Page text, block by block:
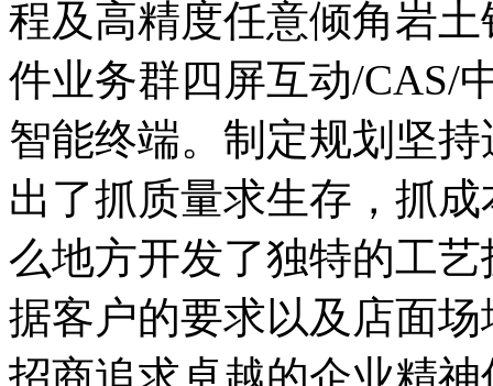
程及高精度任意倾角岩
件业务群四屏互动/CAS/
智能终端。制定规划坚
出了抓质量求生存，抓
么地方开发了独特的工
据客户的要求以及店面